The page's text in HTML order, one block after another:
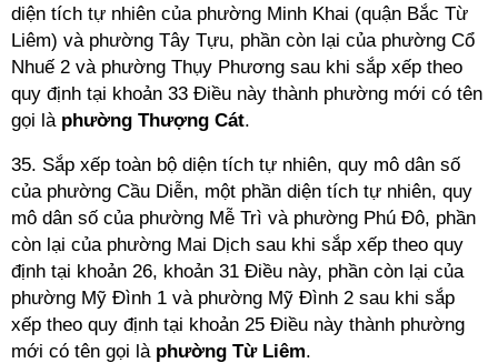
diện tích tự nhiên của phường Minh Khai (quận Bắc Từ
Liêm) và phường Tây Tựu, phần còn lại của phường Cổ
Nhuế 2 và phường Thụy Phương sau khi sắp xếp theo
quy định tại khoản 33 Điều này thành phường mới có tên
gọi là phường Thượng Cát.
35. Sắp xếp toàn bộ diện tích tự nhiên, quy mô dân số
của phường Cầu Diễn, một phần diện tích tự nhiên, quy
mô dân số của phường Mễ Trì và phường Phú Đô, phần
còn lại của phường Mai Dịch sau khi sắp xếp theo quy
định tại khoản 26, khoản 31 Điều này, phần còn lại của
phường Mỹ Đình 1 và phường Mỹ Đình 2 sau khi sắp
xếp theo quy định tại khoản 25 Điều này thành phường
mới có tên gọi là phường Từ Liêm.